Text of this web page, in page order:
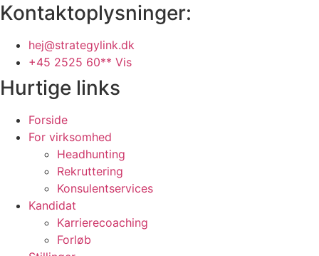
Kontaktoplysninger:
hej@strategylink.dk
+45 2525 60** Vis
Hurtige links
Forside
For virksomhed
Headhunting
Rekruttering
Konsulentservices
Kandidat
Karrierecoaching
Forløb